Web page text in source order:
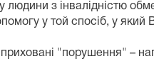
людини з інвалідністю
у той спосіб, у
"порушення" –